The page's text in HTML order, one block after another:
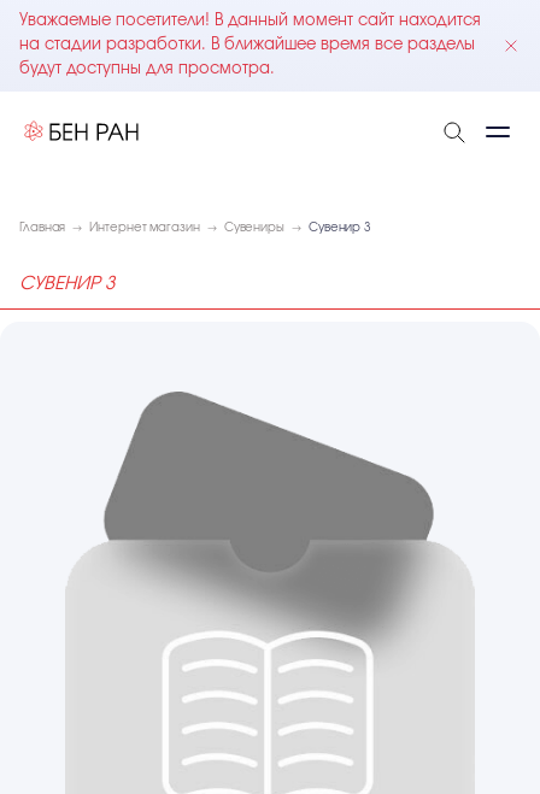
Уважаемые посетители! В данный момент сайт находится
на стадии разработки. В ближайшее время все разделы
будут доступны для просмотра.
Главная Интернет магазин Сувениры Сувенир 3
СУВЕНИР 3